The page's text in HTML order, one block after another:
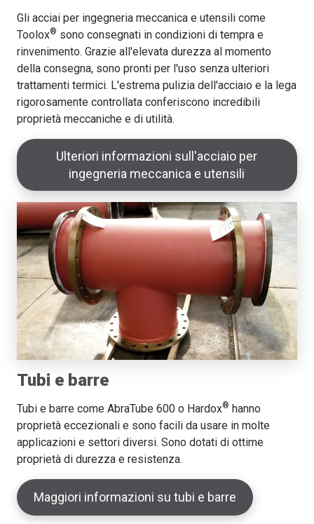
Gli acciai per ingegneria meccanica e utensili come
Toolox® sono consegnati in condizioni di tempra e
rinvenimento. Grazie all'elevata durezza al momento
della consegna, sono pronti per l'uso senza ulteriori
trattamenti termici. L'estrema pulizia dell'acciaio e la lega
rigorosamente controllata conferiscono incredibili
proprietà meccaniche e di utilità.
Ulteriori informazioni sull'acciaio per
ingegneria meccanica e utensili
Tubi e barre
Tubi e barre come AbraTube 600 o Hardox® hanno
proprietà eccezionali e sono facili da usare in molte
applicazioni e settori diversi. Sono dotati di ottime
proprietà di durezza e resistenza.
Maggiori informazioni su tubi e barre